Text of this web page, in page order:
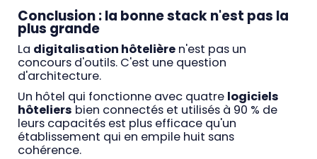
Conclusion : la bonne stack n'est pas la
plus grande
La digitalisation hôtelière n'est pas un
concours d'outils. C'est une question
d'architecture.
Un hôtel qui fonctionne avec quatre logiciels
hôteliers bien connectés et utilisés à 90 % de
leurs capacités est plus efficace qu'un
établissement qui en empile huit sans
cohérence.